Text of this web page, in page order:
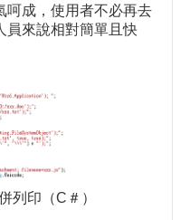
呵成，使用者不必再去
員來說相對簡單且快
列印（C＃）